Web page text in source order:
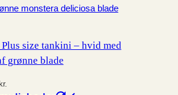
Plus size tankini – hvid med
grønne blade
kr.